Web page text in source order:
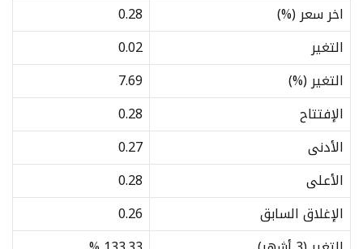
اخر سعر (%)
0.28
التغير
0.02
التغير (%)
7.69
الإفتتاح
0.28
الأدنى
0.27
الأعلى
0.28
الإغلاق السابق
0.26